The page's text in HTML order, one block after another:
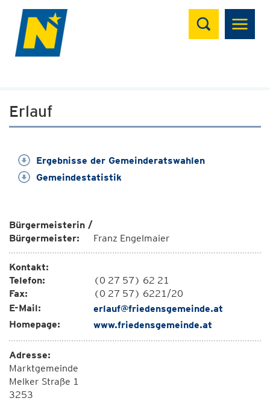
Suchen
Erlauf
Ergebnisse der Gemeinderatswahlen
Gemeindestatistik
Bürgermeisterin /
Bürgermeister:
Franz Engelmaier
Kontakt:
Telefon:
(0 27 57) 62 21
Fax:
(0 27 57) 6221/20
E-Mail:
erlauf@friedensgemeinde.at
Homepage:
www.friedensgemeinde.at
Adresse:
Marktgemeinde
Melker Straße 1
3253